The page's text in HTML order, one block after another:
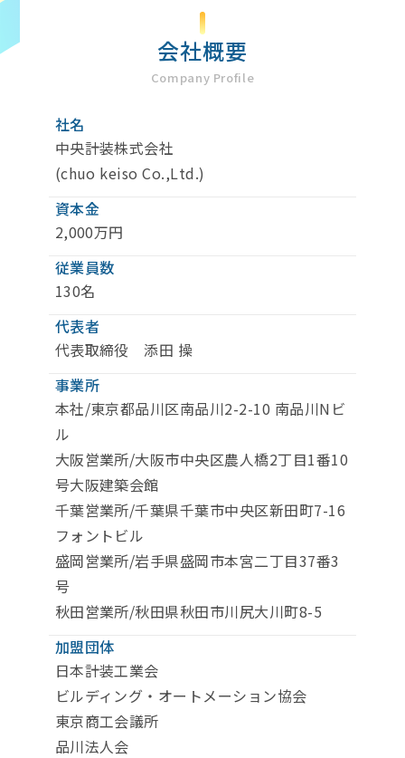
会社概要
Company Profile
社名
中央計装株式会社
(chuo keiso Co.,Ltd.)
資本金
2,000万円
従業員数
130名
代表者
代表取締役 添田 操
事業所
本社/東京都品川区南品川2-2-10 南品川Nビ
ル
大阪営業所/大阪市中央区農人橋2丁目1番10
号大阪建築会館
千葉営業所/千葉県千葉市中央区新田町7-16
フォントビル
盛岡営業所/岩手県盛岡市本宮二丁目37番3
号
秋田営業所/秋田県秋田市川尻大川町8-5
加盟団体
日本計装工業会
ビルディング・オートメーション協会
東京商工会議所
品川法人会